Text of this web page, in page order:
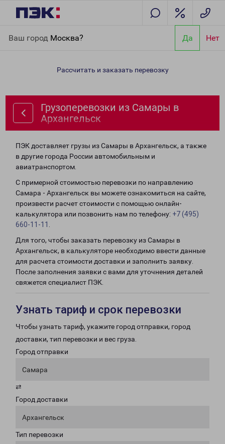
Ваш город Москва? Да Нет
Архангельск
Рассчитать и заказать перевозку
Грузоперевозки из Самары в
Архангельск
ПЭК доставляет грузы из Самары в Архангельск, а также
в другие города России автомобильным и
авиатранспортом.
С примерной стоимостью перевозки по направлению
Самара - Архангельск вы можете ознакомиться на сайте,
произвести расчет стоимости с помощью онлайн-
калькулятора или позвонить нам по телефону: +7 (495)
660-11-11
Для того, чтобы заказать перевозку из Самары в
Архангельск, в калькуляторе необходимо ввести данные
для расчета стоимости доставки и заполнить заявку.
После заполнения заявки с вами для уточнения деталей
свяжется специалист ПЭК.
Узнать тариф и срок перевозки
Чтобы узнать тариф, укажите город отправки, город
доставки, тип перевозки и вес груза.
Город отправки
Самара
⇄
Город доставки
Архангельск
Тип перевозки